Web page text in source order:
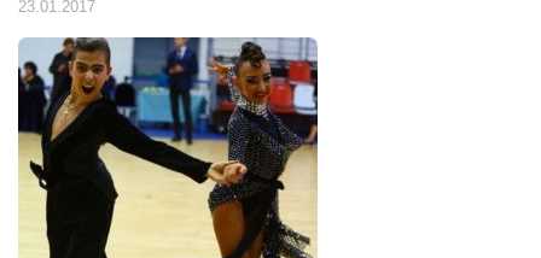
23.01.2017